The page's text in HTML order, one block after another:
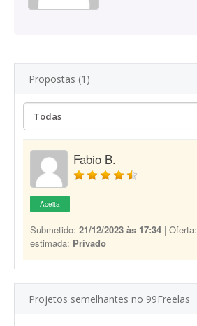
Propostas (1)
Fabio B.
Aceita
Submetido: 21/12/2023 às 17:34 | Oferta:
estimada: Privado
Projetos semelhantes no 99Freelas